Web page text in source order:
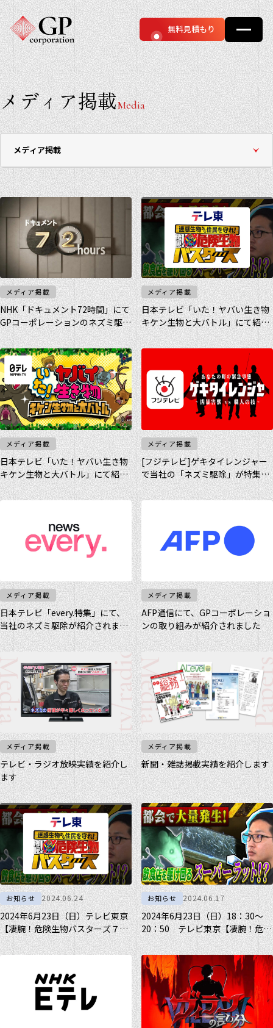
無料見積もり
メディア掲載Media
メディア掲載
すべての記事
お知らせ
コラム
メディア掲載
お客様の声
スタッフインタビュー
メディア掲載
NHK「ドキュメント72時間」にて
GPコーポレーションのネズミ駆除
現場が紹介されました
メディア掲載
日本テレビ「いた！ヤバい生き物
キケン生物と大バトル」にて紹介
されました
メディア掲載
日本テレビ「いた！ヤバい生き物
キケン生物と大バトル」にて紹介
されました
メディア掲載
[フジテレビ]ゲキタイレンジャー
で当社の「ネズミ駆除」が特集さ
れました。
メディア掲載
日本テレビ「every.特集」にて、
当社のネズミ駆除が紹介されまし
た
メディア掲載
AFP通信にて、GPコーポレーショ
ンの取り組みが紹介されました
メディア掲載
テレビ・ラジオ放映実績を紹介し
ます
メディア掲載
新聞・雑誌掲載実績を紹介します
お知らせ 2024.06.24
2024年6月23日（日）テレビ東京
【凄腕！危険生物バスターズ７】
に出演しました！
お知らせ 2024.06.17
2024年6月23日（日）18：30～
20：50 テレビ東京【凄腕！危険
生物バスターズ７】に出演しま
す！